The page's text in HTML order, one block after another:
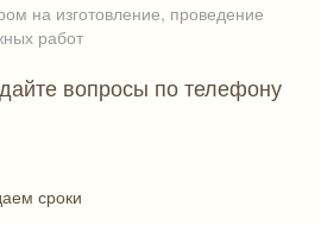
на изготовление, проведение
работ
вопросы по телефону
сроки